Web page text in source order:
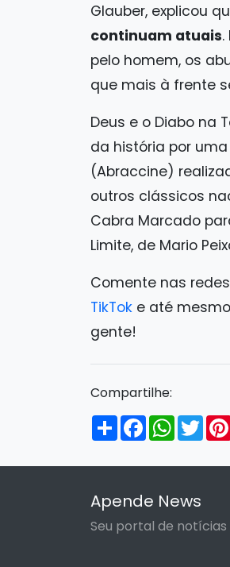
Glauber, explicou
continuam atuais
pelo homem, os
que mais à frente
Deus e o Diabo na
da história por
(Abraccine)
outros clássicos
Cabra Marcado
Limite, de Mario
Comente nas
TikTok e até
gente!
Compartilhe:
Compartilhar
Facebook
Apende News
Seu portal de notícias